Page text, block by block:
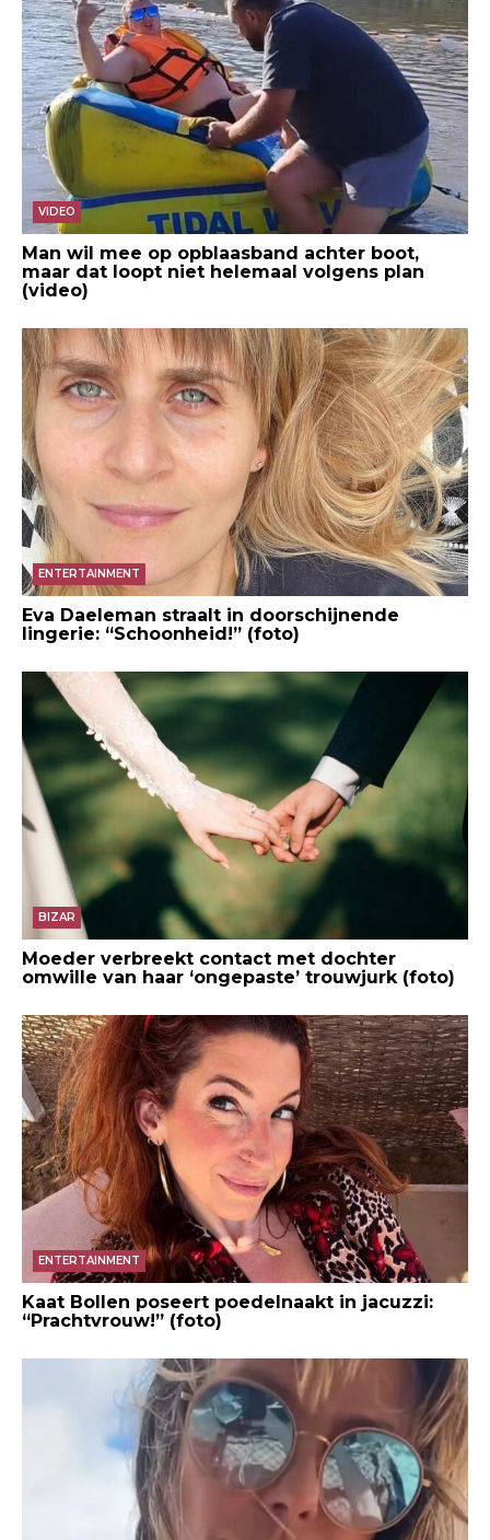
VIDEO
Man wil mee op opblaasband achter boot,
maar dat loopt niet helemaal volgens plan
(video)
ENTERTAINMENT
Eva Daeleman straalt in doorschijnende
lingerie: “Schoonheid!” (foto)
BIZAR
Moeder verbreekt contact met dochter
omwille van haar ‘ongepaste’ trouwjurk (foto)
ENTERTAINMENT
Kaat Bollen poseert poedelnaakt in jacuzzi:
“Prachtvrouw!” (foto)